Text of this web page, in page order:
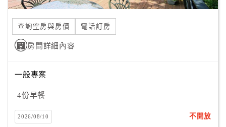
合
作
提
案
店
作
查詢空房與房價 電話訂房
房間詳細內容
一般專案
4份早餐
2026/08/10 不開放